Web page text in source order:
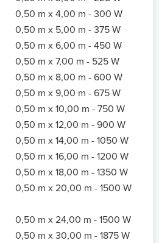
0,50 m x 4,00 m - 300 W
0,50 m x 5,00 m - 375 W
0,50 m x 6,00 m - 450 W
0,50 m x 7,00 m - 525 W
0,50 m x 8,00 m - 600 W
0,50 m x 9,00 m - 675 W
0,50 m x 10,00 m - 750 W
0,50 m x 12,00 m - 900 W
0,50 m x 14,00 m - 1050 W
0,50 m x 16,00 m - 1200 W
0,50 m x 18,00 m - 1350 W
0,50 m x 20,00 m - 1500 W
0,50 m x 24,00 m - 1500 W
0,50 m x 30,00 m - 1875 W